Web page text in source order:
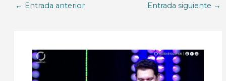
← Entrada anterior Entrada siguiente →